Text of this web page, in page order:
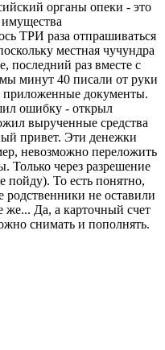
органы опеки - это
ТРИ раза отпрашиваться
местная чучундра
последний раз вместе с
минут 40 писали от руки
документы.
ошибку - открыл
вырученные средства
привет. Эти денежки
невозможно переложить
Только через разрешение
пойду). То есть понятно,
родственники не оставили
же... Да, а карточный счет
снимать и пополнять.